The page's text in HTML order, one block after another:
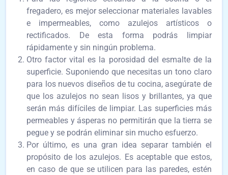
fregadero, es mejor seleccionar materiales lavables
e impermeables, como azulejos artísticos o
rectificados. De esta forma podrás limpiar
rápidamente y sin ningún problema.
Otro factor vital es la porosidad del esmalte de la
superficie. Suponiendo que necesitas un tono claro
para los nuevos diseños de tu cocina, asegúrate de
que los azulejos no sean lisos y brillantes, ya que
serán más difíciles de limpiar. Las superficies más
permeables y ásperas no permitirán que la tierra se
pegue y se podrán eliminar sin mucho esfuerzo.
Por último, es una gran idea separar también el
propósito de los azulejos. Es aceptable que estos,
en caso de que se utilicen para las paredes, estén